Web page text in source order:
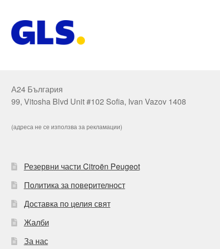
А24 България
99, Vitosha Blvd Unit #102 Sofia, Ivan Vazov 1408
(адреса не се използва за рекламации)
Резервни части Citroën Peugeot
Политика за поверителност
Доставка по целия свят
Жалби
За нас